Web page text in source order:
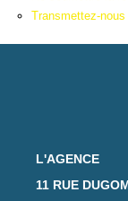
Transmettez-
L'AGENCE
11 RUE